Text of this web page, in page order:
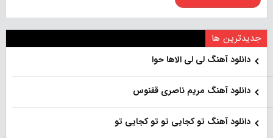
جدیدترین ها
دانلود آهنگ لی لی الاها حوا
دانلود آهنگ مریم ناصری ققنوس
دانلود آهنگ تو کجایی تو تو کجایی تو